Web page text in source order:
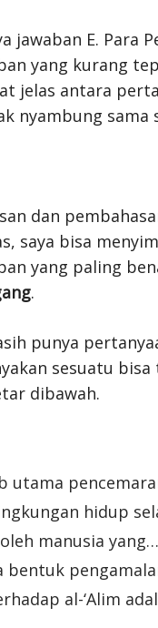
jawaban E. Para
yang kurang
jelas antara
nyambung sama
dan
saya bisa
yang paling
.
punya
sesuatu bisa
dibawah.
utama
hidup
manusia
bentuk
al-‘Alim